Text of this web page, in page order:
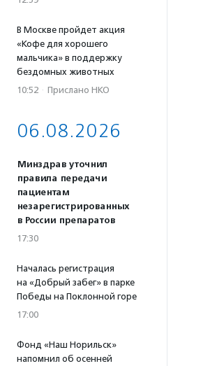
В Москве пройдет акция
«Кофе для хорошего
мальчика» в поддержку
бездомных животных
10:52 · Прислано НКО
06.08.2026
Минздрав уточнил
правила передачи
пациентам
незарегистрированных
в России препаратов
17:30
Началась регистрация
на «Добрый забег» в парке
Победы на Поклонной горе
17:00
Фонд «Наш Норильск»
напомнил об осенней